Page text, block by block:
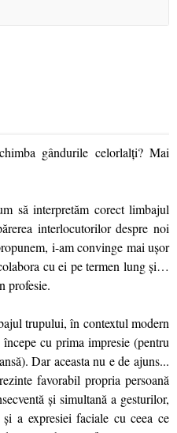
gândurile celorlalţi? Mai
să interpretăm corect limbajul
interlocutorilor despre noi
i-am convinge mai uşor
cu ei pe termen lung şi…
profesie.
trupului, în contextul modern
cu prima impresie (pentru
Dar aceasta nu e de ajuns...
favorabil propria persoană
şi simultană a gesturilor,
a expresiei faciale cu ceea ce